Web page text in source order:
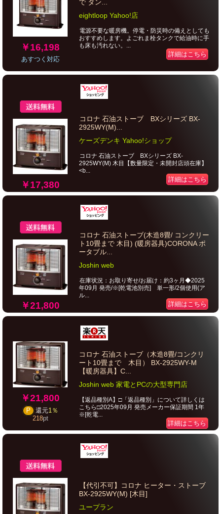
￥16,198
あすつく対応
で タン...
eightloop Yahoo!店
電源不要な暖房機。停電・防災時の備えとしても
おすすめします。よごれま栓タンクで給油時に手
も床も汚れない。...
詳細はこちら
￥17,380
コロナ 石油ストーブ BXシリーズ BX-
2925WY(M)...
ケーズデンキ Yahoo!ショップ
コロナ 石油ストーブ BXシリーズ BX-
2925WY(M) 木目【数量限定・未開封店頭在庫】
<b...
詳細はこちら
￥21,800
コロナ 石油ストーブ(木造8畳/ コンクリー
ト10畳まで 木目) (暖房器具)CORONA ポ
ータブル...
Joshin web
在庫状況：お取り寄せ/お届け：約3ヶ月◆2025
年09月 発売/※[乾電池別売] 単一形/2個使用(ア
ル...
詳細はこちら
￥21,800
P 還元1％
218pt
コロナ 石油ストーブ（木造8畳/コンクリ
ート10畳まで 木目） BX-2925WY-M
【暖房器具】C...
Joshin web 家電とPCの大型専門店
【返品種別A】□「返品種別」について詳しくは
こちら□2025年09月 発売メーカー保証期間 1年
※[乾電...
詳細はこちら
【代引不可】コロナ ヒーター・ストーブ
BX-2925WY(M) [木目]
ユープラン